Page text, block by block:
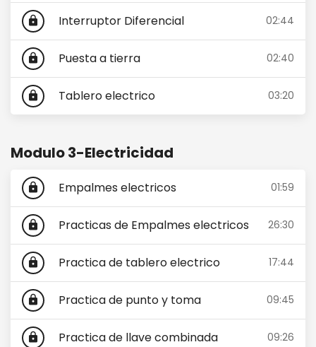
lock Interruptor Diferencial 02:44
lock Puesta a tierra 02:40
lock Tablero electrico 03:20
Modulo 3-Electricidad
lock Empalmes electricos 01:59
lock Practicas de Empalmes electricos 26:30
lock Practica de tablero electrico 17:44
lock Practica de punto y toma 09:45
lock Practica de llave combinada 09:26